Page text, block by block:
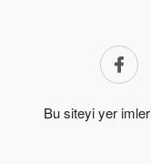
Bu siteyi yer